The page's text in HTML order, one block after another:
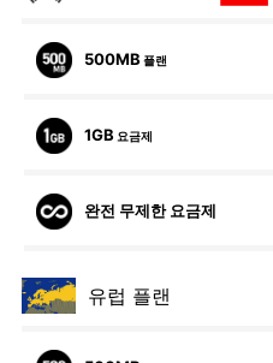
500MB 플랜
1GB 요금제
완전 무제한 요금제
유럽 플랜